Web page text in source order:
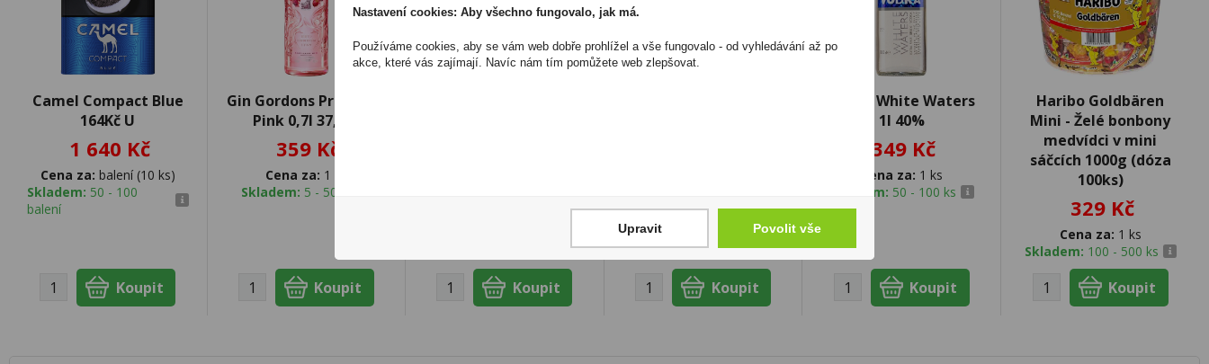
Camel Compact Blue
164Kč U
1 640 Kč
Cena za: balení (10 ks)
Skladem: 50 - 100
balení
Gin Gordons Premium
Pink 0,7l 37,5%
359 Kč
Cena za: 1 ks
Skladem: 5 - 50 ks
Skladem:100 - 500 ks
Vodka White Waters
1l 40%
349 Kč
Cena za: 1 ks
Skladem: 50 - 100 ks
Haribo Goldbären
Mini - Želé bonbony
medvídci v mini
sáčcích 1000g (dóza
100ks)
329 Kč
Cena za: 1 ks
Skladem: 100 - 500 ks
Nastavení cookies: Aby všechno fungovalo, jak má.
Používáme cookies, aby se vám web dobře prohlížel a vše fungovalo - od vyhledávání až po
akce, které vás zajímají. Navíc nám tím pomůžete web zlepšovat.
Upravit Povolit vše